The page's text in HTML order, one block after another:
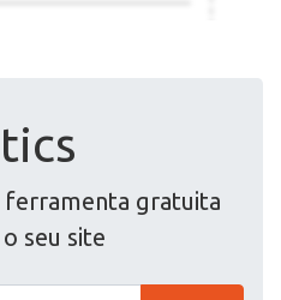
ferramenta gratuita
seu site